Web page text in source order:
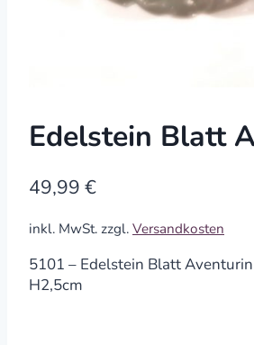
Edelstein Blatt
49,99 €
inkl. MwSt. zzgl. Versandkosten
5101 – Edelstein Blatt
H2,5cm